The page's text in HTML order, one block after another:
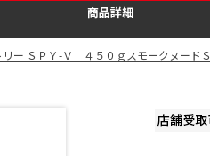
商品詳細
リー ＳＰＹ-Ｖ ４５０ｇスモークヌードＳ